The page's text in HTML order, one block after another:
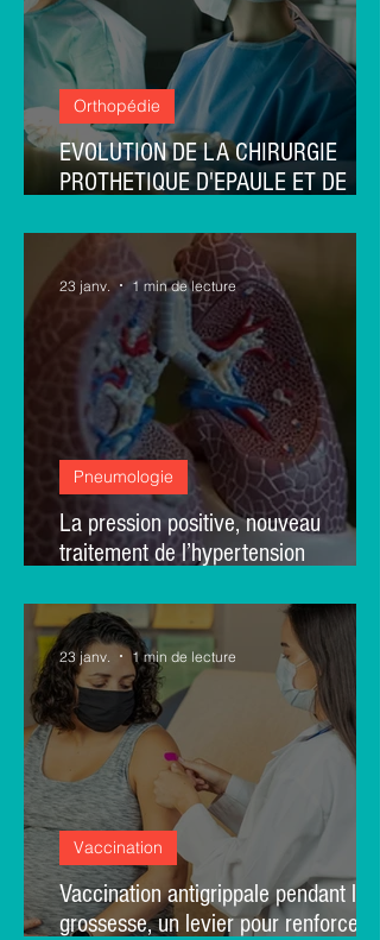
EVOLUTION DE LA CHIRURGIE
PROTHETIQUE D'EPAULE ET DE
Orthopédie
La pression positive, nouveau
traitement de l’hypertension
23 études
Pneumologie
23 janv. 1 min de lecture
Vaccination antigrippale pendant la
grossesse, un levier pour renforcer la
Vaccination
23 janv. 1 min de lecture